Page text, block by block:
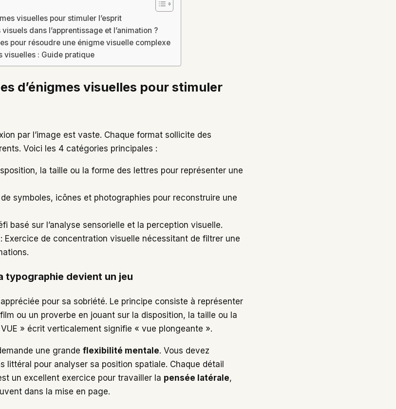
visuelles pour stimuler l’esprit
dans l’apprentissage et l’animation ?
pour résoudre une énigme visuelle complexe
visuelles : Guide pratique
d’énigmes visuelles pour stimuler
par l’image est vaste. Chaque format sollicite des
Voici les 4 catégories principales :
la taille ou la forme des lettres pour représenter une
symboles, icônes et photographies pour reconstruire une
basé sur l’analyse sensorielle et la perception visuelle.
: Exercice de concentration visuelle nécessitant de filtrer une
typographie devient un jeu
pour sa sobriété. Le principe consiste à représenter
ou un proverbe en jouant sur la disposition, la taille ou la
» écrit verticalement signifie « vue plongeante ».
une grande flexibilité mentale. Vous devez
littéral pour analyser sa position spatiale. Chaque détail
un excellent exercice pour travailler la pensée latérale,
dans la mise en page.